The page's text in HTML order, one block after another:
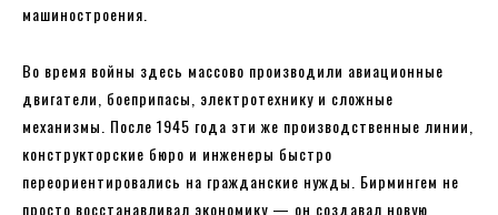
машиностроения.
Во время войны здесь массово производили авиационные
двигатели, боеприпасы, электротехнику и сложные
механизмы. После 1945 года эти же производственные линии,
конструкторские бюро и инженеры быстро
переориентировались на гражданские нужды. Бирмингем не
просто восстанавливал экономику — он создавал новую